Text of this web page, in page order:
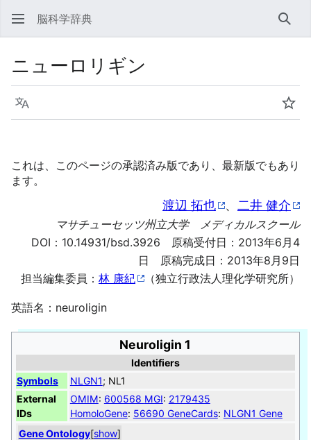
脳科学辞典 検索
ニューロリギン
言語 ウ
これは、このページの承認済み版であり、最新版でもあり
ます。
渡辺 拓也 、 二井 健介
マサチューセッツ州立大学 メディカルスクール
DOI： 10.14931/bsd.3926 原稿受付日：2013年6月4
日 原稿完成日：2013年8月9日
担当編集委員： 林 康紀 （独立行政法人理化学研究所）
英語名：neuroligin
Neuroligin 1
Identifiers
Symbols
NLGN1; NL1
External
IDs
OMIM: 600568 MGI: 2179435
HomoloGene: 56690 GeneCards: NLGN1 Gene
[show]
Gene Ontology